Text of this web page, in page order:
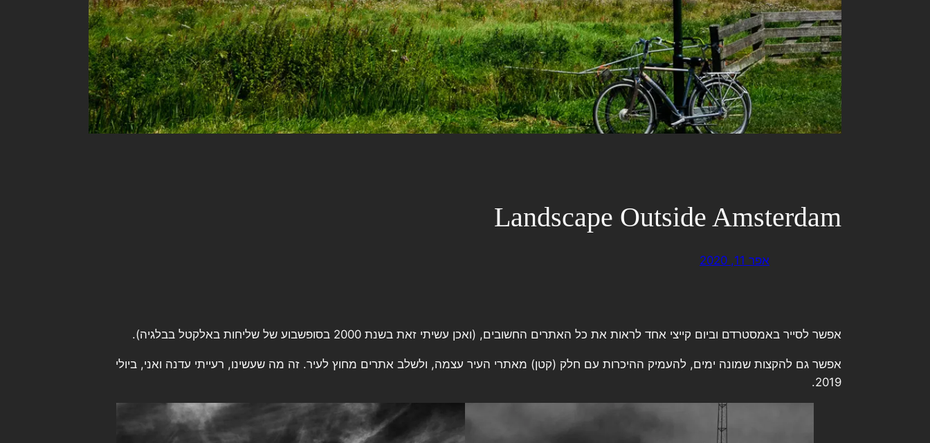
Landscape Outside Amsterdam
אפר 11, 2020
אפשר לסייר באמסטרדם וביום קייצי אחד לראות את כל האתרים החשובים, (ואכן עשיתי זאת בשנת 2000 בסופשבוע של שליחות באלקטל בבלגיה).
אפשר גם להקצות שמונה ימים, להעמיק ההיכרות עם חלק (קטן) מאתרי העיר עצמה, ולשלב אתרים מחוץ לעיר. זה מה שעשינו, רעייתי עדנה ואני, ביולי
2019.